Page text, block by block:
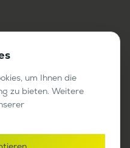
um Ihnen die
zu bieten. Weitere